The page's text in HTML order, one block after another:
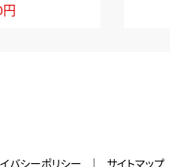
バシーポリシー サイトマップ